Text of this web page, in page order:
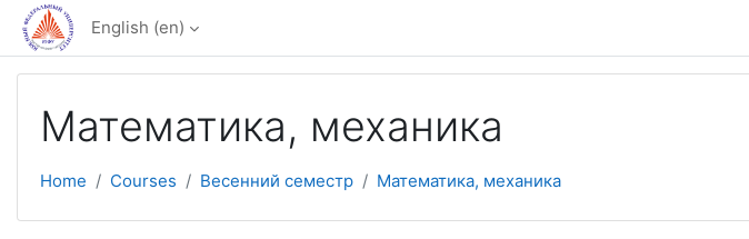
Skip to main content
English ‎(en)‎
Математика, механика
Home Courses Весенний семестр Математика, механика